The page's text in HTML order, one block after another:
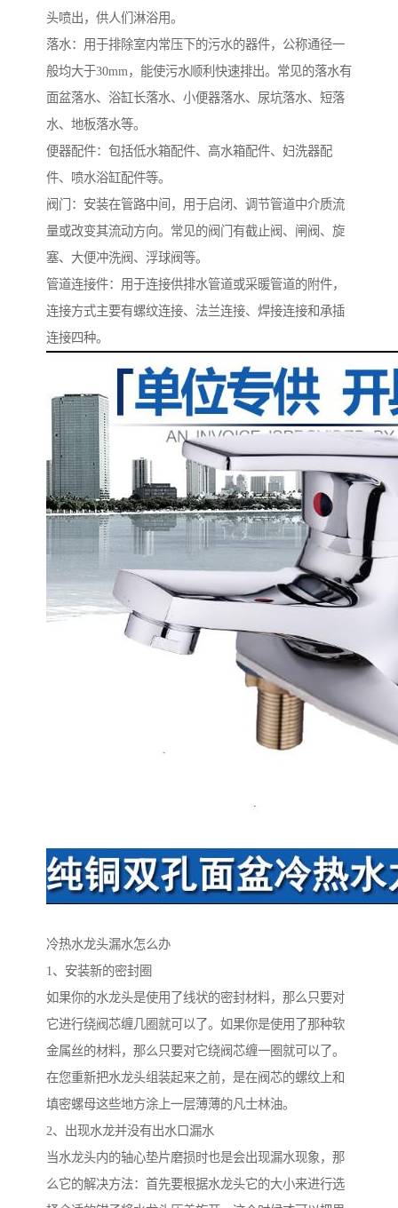
头喷出，供人们淋浴用。
落水：用于排除室内常压下的污水的器件，公称通径一
般均大于30mm，能使污水顺利快速排出。常见的落水有
面盆落水、浴缸长落水、小便器落水、尿坑落水、短落
水、地板落水等。
便器配件：包括低水箱配件、高水箱配件、妇洗器配
件、喷水浴缸配件等。
阀门：安装在管路中间，用于启闭、调节管道中介质流
量或改变其流动方向。常见的阀门有截止阀、闸阀、旋
塞、大便冲洗阀、浮球阀等。
管道连接件：用于连接供排水管道或采暖管道的附件，
连接方式主要有螺纹连接、法兰连接、焊接连接和承插
连接四种。
冷热水龙头漏水怎么办
1、安装新的密封圈
如果你的水龙头是使用了线状的密封材料，那么只要对
它进行绕阀芯缠几圈就可以了。如果你是使用了那种软
金属丝的材料，那么只要对它绕阀芯缠一圈就可以了。
在您重新把水龙头组装起来之前，是在阀芯的螺纹上和
填密螺母这些地方涂上一层薄薄的凡士林油。
2、出现水龙并没有出水口漏水
当水龙头内的轴心垫片磨损时也是会出现漏水现象，那
么它的解决方法：首先要根据水龙头它的大小来进行选